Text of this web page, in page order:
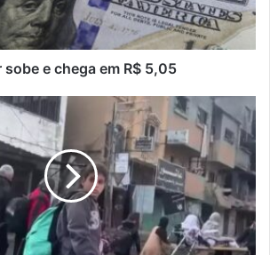
sobe e chega em R$ 5,05